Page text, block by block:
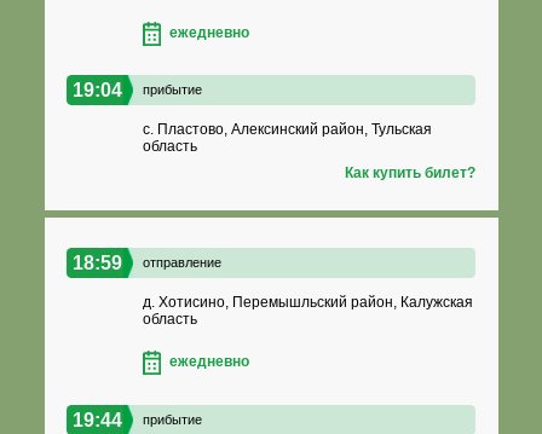
ежедневно
19:04 прибытие
с. Пластово, Алексинский район, Тульская
область
Как купить билет?
18:59 отправление
д. Хотисино, Перемышльский район, Калужская
область
ежедневно
19:44 прибытие